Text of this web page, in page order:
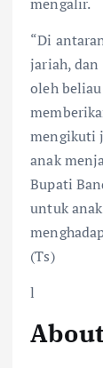
“Di
jariah,
oleh
mengikuti
anak
Bupati
untuk
(Ts)
l